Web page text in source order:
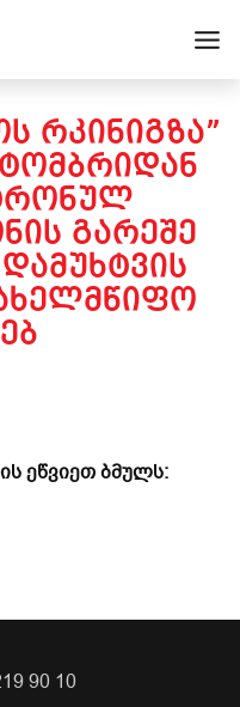
ᲠᲙᲘᲜᲘᲒᲖᲐ”
ᲒᲐᲠᲔᲨᲔ
ეწვიეთ ბმულს:
90 10